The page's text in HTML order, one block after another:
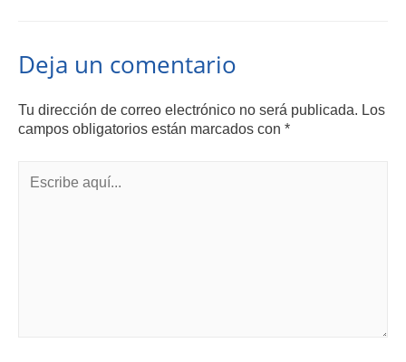
Deja un comentario
Tu dirección de correo electrónico no será publicada. Los
campos obligatorios están marcados con *